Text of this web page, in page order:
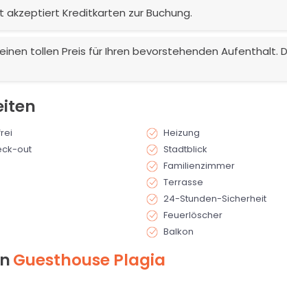
akzeptiert Kreditkarten zur Buchung.
tollen Preis für Ihren bevorstehenden Aufenthalt.
Heizung
out
Stadtblick
Familienzimmer
Terrasse
24-Stunden-Sicherheit
Feuerlöscher
Balkon
Guesthouse Plagia